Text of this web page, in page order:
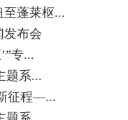
至蓬莱枢...
发布会
专...
题系...
征程—...